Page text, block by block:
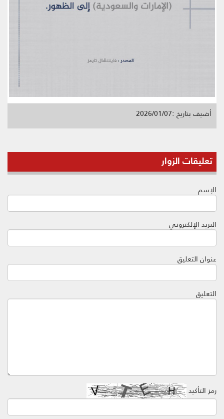
أضيف بتاريخ :2026/01/07
تعليقات الزوار
الإسم
البريد الإلكتروني
عنوان التعليق
التعليق
رمز التأكيد